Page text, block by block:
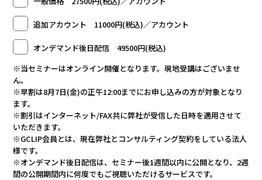
追加アカウント 11000円(税込)／アカウント
オンデマンド後日配信 49500円(税込)
※当セミナーはオンライン開催となります。現地受講はございませ
ん。
※早割は8月7日(金)の正午12:00までにお申し込みの方が対象となり
ます。
※割引はインターネット/FAX共に弊社が受信した日時を適用させて
いただきます。
※GCLIP会員とは、現在弊社とコンサルティング契約をしている法人
様です。
※オンデマンド後日配信は、セミナー後1週間以内に公開となり、2週
間の公開期間内に何度でもご視聴いただけるサービスです。